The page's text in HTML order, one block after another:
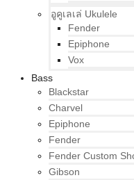
อูคูเลเล่ Ukulele
Fender
Epiphone
Vox
Bass
Blackstar
Charvel
Epiphone
Fender
Fender Custom
Gibson